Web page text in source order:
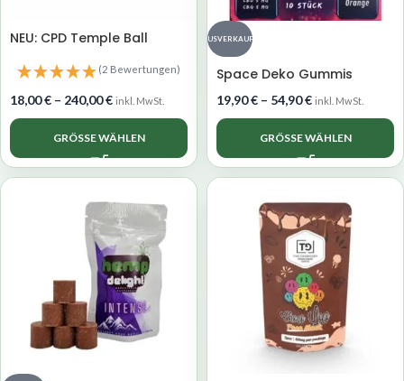
NEU: CPD Temple Ball
18,00€ – 240,00€ inkl. MwSt.
GRÖSSE WÄHLEN
(2 Bewertungen)
AUSVERKAUFT
Space Deko Gummis
19,90€ – 54,90€ inkl. MwSt.
GRÖSSE WÄHLEN